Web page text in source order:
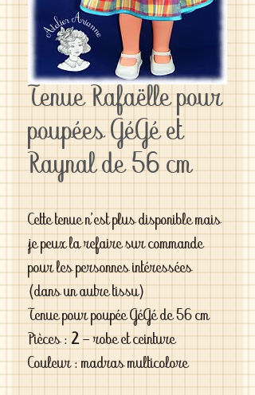
Tenue Rafaëlle pour
poupées GéGé et
Raynal de 56 cm
Cette tenue n'est plus disponible mais
je peux la refaire sur commande
pour les personnes intéressées
(dans un autre tissu)
Tenue pour poupée GéGé de 56 cm
Pièces : 2- robe et ceinture
Couleur : madras multicolore